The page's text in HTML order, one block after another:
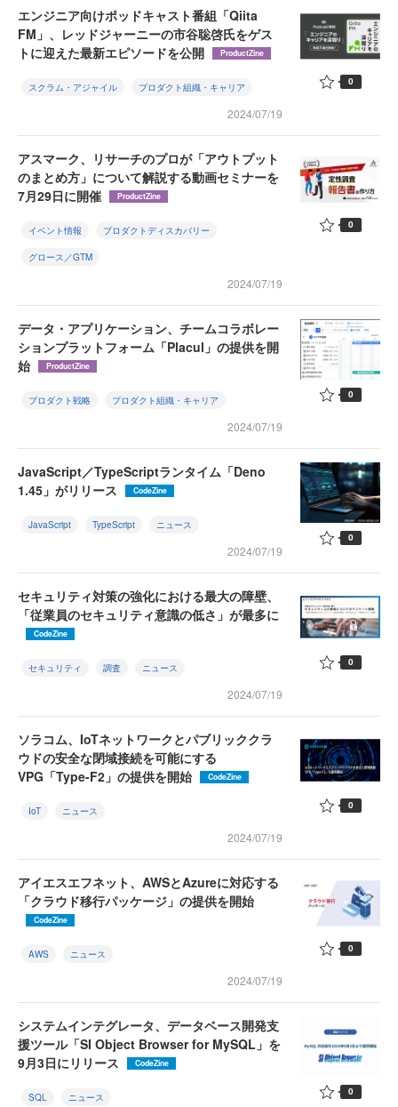
エンジニア向けポッドキャスト番組「Qiita
FM」、レッドジャーニーの市谷聡啓氏をゲス
トに迎えた最新エピソードを公開
ProductZine
スクラム・アジャイル プロダクト組織・キャリア
2024/07/19
0
アスマーク、リサーチのプロが「アウトプット
のまとめ方」について解説する動画セミナーを
7月29日に開催
ProductZine
イベント情報 プロダクトディスカバリー
グロース／GTM
2024/07/19
0
データ・アプリケーション、チームコラボレー
ションプラットフォーム「Placul」の提供を開
始
ProductZine
プロダクト戦略 プロダクト組織・キャリア
2024/07/19
0
JavaScript／TypeScriptランタイム「Deno
1.45」がリリース
CodeZine
JavaScript TypeScript ニュース
2024/07/19
0
セキュリティ対策の強化における最大の障壁、
「従業員のセキュリティ意識の低さ」が最多に
CodeZine
セキュリティ 調査 ニュース
2024/07/19
0
ソラコム、IoTネットワークとパブリッククラ
ウドの安全な閉域接続を可能にする
VPG「Type-F2」の提供を開始
CodeZine
IoT ニュース
2024/07/19
0
アイエスエフネット、AWSとAzureに対応する
「クラウド移行パッケージ」の提供を開始
CodeZine
AWS ニュース
2024/07/19
0
システムインテグレータ、データベース開発支
援ツール「SI Object Browser for MySQL」を
9月3日にリリース
CodeZine
SQL ニュース 0